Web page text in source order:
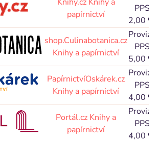
papírnictví
PPS
2,00 %
shop.Culinabotanica.cz
Knihy a papírnictví
Provize
PPS
5,00 %
PapírnictvíOskárek.cz
Knihy a papírnictví
Provize
PPS
4,00 %
Portál.cz Knihy a
papírnictví
Provize
PPS
4,00 %